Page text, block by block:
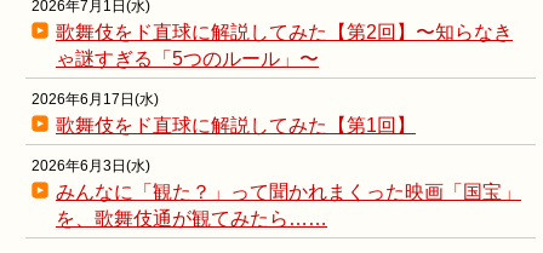
2026年7月1日(水)
歌舞伎をド直球に解説してみた【第2回】〜知らなき
ゃ謎すぎる「5つのルール」〜
2026年6月17日(水)
歌舞伎をド直球に解説してみた【第1回】
2026年6月3日(水)
みんなに「観た？」って聞かれまくった映画「国宝」
を、歌舞伎通が観てみたら……